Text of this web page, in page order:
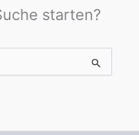
starten?